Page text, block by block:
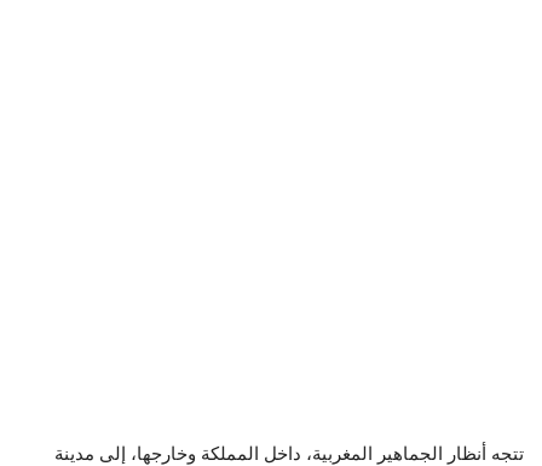
تتجه أنظار الجماهير المغربية، داخل المملكة وخارجها، إلى مدينة